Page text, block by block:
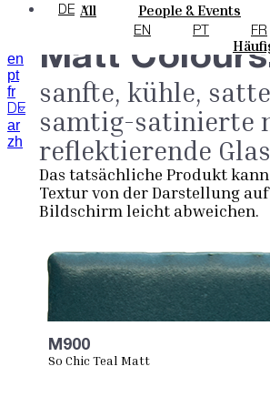
Kataloge U
All People & Events
Materials & Sustainability
DE
EN PT FR
en
pt
fr
DE
ar
zh
Matt
sanfte, kühle,
samtig-satinierte
reflektierende
Das tatsächliche Produkt
Textur von der Darstellung
Bildschirm leicht abweichen.
M900
So Chic Teal Matt